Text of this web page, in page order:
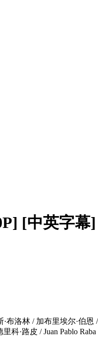
[中英字幕]
布洛林 / 加布里埃尔·伯恩
科·路皮 / Juan Pablo Raba